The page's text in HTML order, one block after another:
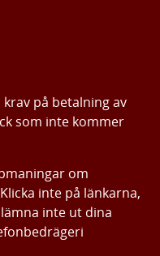
på betalning av
som inte kommer
om
inte på länkarna,
inte ut dina